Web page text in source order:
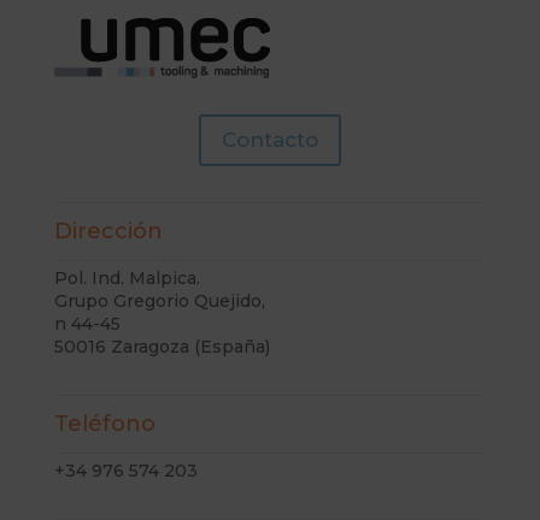
Contacto
Dirección
Pol. Ind. Malpica.
Grupo Gregorio Quejido,
n 44-45
50016 Zaragoza (España)
Teléfono
+34 976 574 203